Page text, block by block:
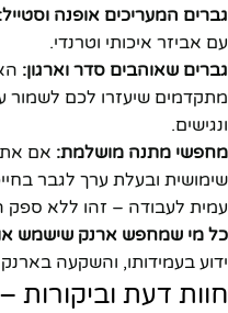
גברים המעריכים אופנה וסטייל:
עם אביזר איכותי וטרנדי.
גברים שאוהבים סדר וארגון:
מתקדמים שיעזרו לכם לשמור
ונגישים.
מחפשי מתנה מושלמת: אם
שימושית ובעלת ערך לגבר
עמית לעבודה – זהו ללא ספק
כל מי שמחפש ארנק שישמש
ידוע בעמידותו, והשקעה
חוות דעת